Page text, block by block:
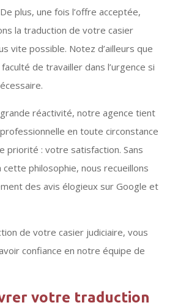
plus, une fois l’offre acceptée,
la traduction de votre casier
vite possible. Notez d’ailleurs que
de travailler dans l’urgence si
grande réactivité, notre agence tient
en toute circonstance
priorité : votre satisfaction. Sans
philosophie, nous recueillons
des avis élogieux sur Google et
de votre casier judiciaire, vous
confiance en notre équipe de
votre traduction